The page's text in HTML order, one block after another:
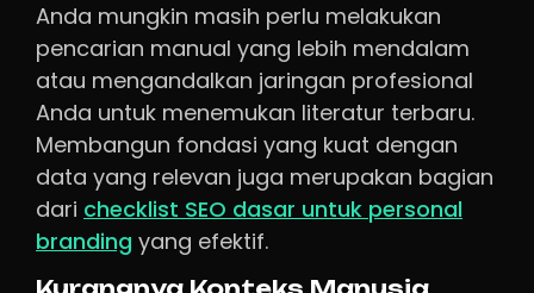
Anda mungkin masih perlu melakukan
pencarian manual yang lebih mendalam
atau mengandalkan jaringan profesional
Anda untuk menemukan literatur terbaru.
Membangun fondasi yang kuat dengan
data yang relevan juga merupakan bagian
dari checklist SEO dasar untuk personal
branding yang efektif.